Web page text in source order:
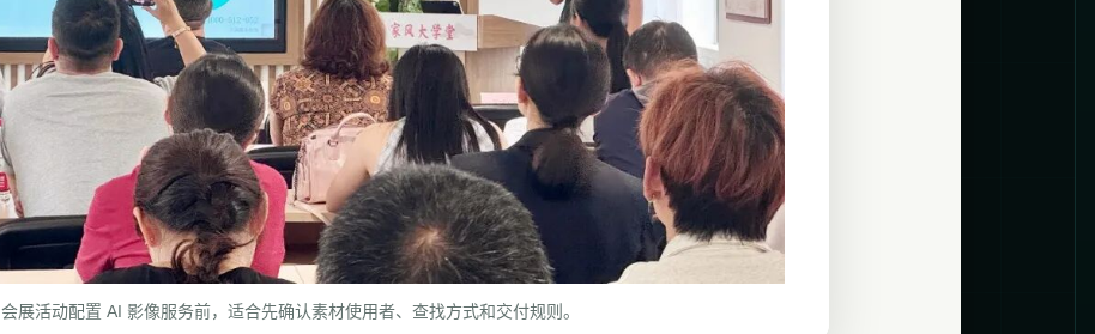
会展活动配置 AI 影像服务前，适合先确认素材使用者、查找方式和交付规则。